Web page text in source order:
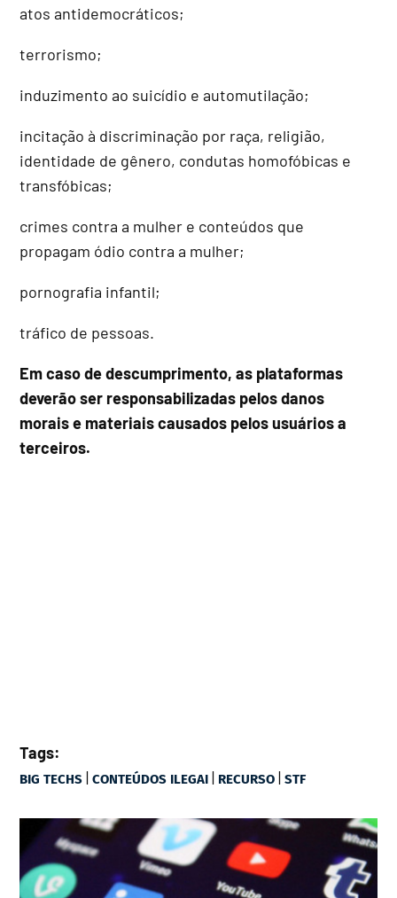
atos antidemocráticos;
terrorismo;
induzimento ao suicídio e automutilação;
incitação à discriminação por raça, religião,
identidade de gênero, condutas homofóbicas e
transfóbicas;
crimes contra a mulher e conteúdos que
propagam ódio contra a mulher;
pornografia infantil;
tráfico de pessoas.
Em caso de descumprimento, as plataformas
deverão ser responsabilizadas pelos danos
morais e materiais causados pelos usuários a
terceiros.
Tags:
BIG TECHS |CONTEÚDOS ILEGAI | RECURSO |STF